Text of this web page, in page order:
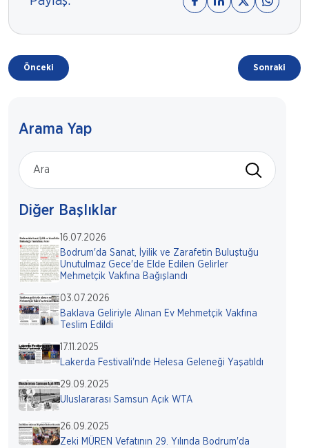
Önceki Sonraki
Arama Yap
Diğer Başlıklar
16.07.2026
Bodrum'da Sanat, İyilik ve Zarafetin Buluştuğu
Unutulmaz Gece'de Elde Edilen Gelirler
Mehmetçik Vakfına Bağışlandı
03.07.2026
Baklava Geliriyle Alınan Ev Mehmetçik Vakfına
Teslim Edildi
17.11.2025
Lakerda Festivali'nde Helesa Geleneği Yaşatıldı
29.09.2025
Uluslararası Samsun Açık WTA
26.09.2025
Zeki MÜREN Vefatının 29. Yılında Bodrum'da